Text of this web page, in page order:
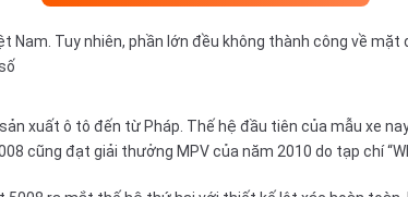
Tuy nhiên, phần lớn đều không thành công về mặt
xuất ô tô đến từ Pháp. Thế hệ đầu tiên của mẫu xe
cũng đạt giải thưởng MPV của năm 2010 do tạp chí